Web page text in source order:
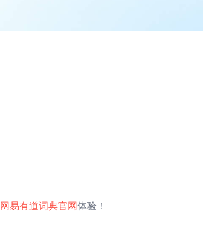
网易有道词典官网体验！